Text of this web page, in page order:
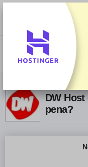
Classificamos os
rigorosos, mas também
nossos acordos
de afiliados.
Divulgação de
DW Host
pena?